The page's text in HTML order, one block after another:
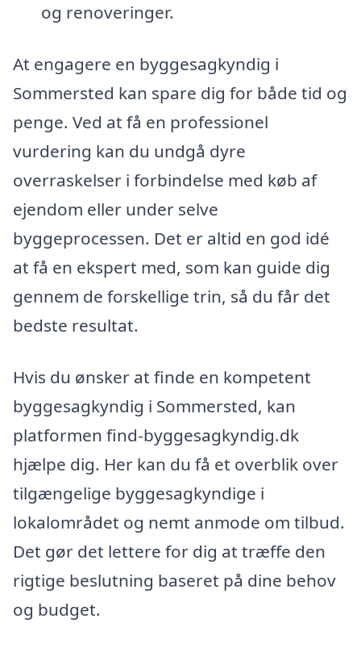
og renoveringer.
At engagere en byggesagkyndig i
Sommersted kan spare dig for både tid og
penge. Ved at få en professionel
vurdering kan du undgå dyre
overraskelser i forbindelse med køb af
ejendom eller under selve
byggeprocessen. Det er altid en god idé
at få en ekspert med, som kan guide dig
gennem de forskellige trin, så du får det
bedste resultat.
Hvis du ønsker at finde en kompetent
byggesagkyndig i Sommersted, kan
platformen find-byggesagkyndig.dk
hjælpe dig. Her kan du få et overblik over
tilgængelige byggesagkyndige i
lokalområdet og nemt anmode om tilbud.
Det gør det lettere for dig at træffe den
rigtige beslutning baseret på dine behov
og budget.